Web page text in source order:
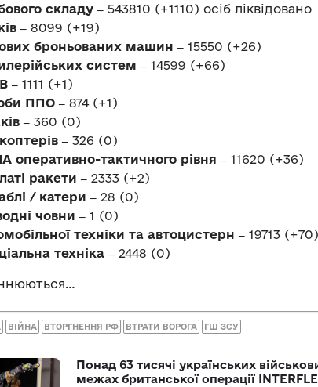
складу ‒ 543810 (+1110) осіб ліквідовано
‒ 8099 (+19)
броньованих машин ‒ 15550 (+26)
систем ‒ 14599 (+66)
‒ 1111 (+1)
ППО ‒ 874 (+1)
‒ 360 (0)
‒ 326 (0)
оперативно-тактичного рівня ‒ 11620 (+36)
ракети ‒ 2333 (+2)
/ катери ‒ 28 (0)
човни ‒ 1 (0)
техніки та автоцистерн ‒ 19713 (+70)
техніка ‒ 2448 (0)
ВІЙНА ВТОРГНЕННЯ РФ ВТРАТИ ВОРОГА ГШ ЗСУ
Понад 63 тисячі українських
межах британської операції